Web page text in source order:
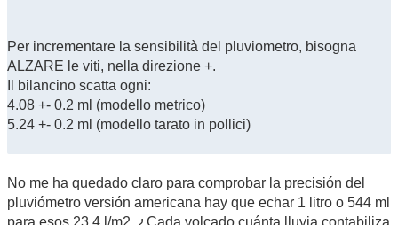
Per incrementare la sensibilità del pluviometro, bisogna
ALZARE le viti, nella direzione +.
Il bilancino scatta ogni:
4.08 +- 0.2 ml (modello metrico)
5.24 +- 0.2 ml (modello tarato in pollici)
No me ha quedado claro para comprobar la precisión del
pluviómetro versión americana hay que echar 1 litro o 544 ml
para esos 23,4 l/m2. ¿Cada volcado cuánta lluvia contabiliza